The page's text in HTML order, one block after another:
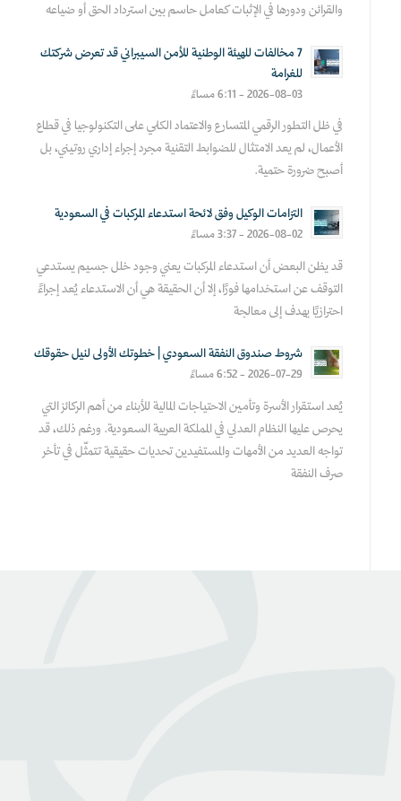
والقرائن ودورها في الإثبات كعامل حاسم بين استرداد الحق أو ضياعه
7 مخالفات للهيئة الوطنية للأمن السيبراني قد تعرض شركتك
للغرامة
2026-08-03 - 6:11 مساءً
في ظل التطور الرقمي المتسارع والاعتماد الكلي على التكنولوجيا في قطاع
الأعمال، لم يعد الامتثال للضوابط التقنية مجرد إجراء إداري روتيني، بل
أصبح ضرورة حتمية.
التزامات الوكيل وفق لائحة استدعاء المركبات في السعودية
2026-08-02 - 3:37 مساءً
قد يظن البعض أن استدعاء المركبات يعني وجود خلل جسيم يستدعي
التوقف عن استخدامها فورًا، إلا أن الحقيقة هي أن الاستدعاء يُعد إجراءً
احترازيًا يهدف إلى معالجة
شروط صندوق النفقة السعودي | خطوتك الأولى لنيل حقوقك
2026-07-29 - 6:52 مساءً
يُعد استقرار الأسرة وتأمين الاحتياجات المالية للأبناء من أهم الركائز التي
يحرص عليها النظام العدلي في المملكة العربية السعودية. ورغم ذلك، قد
تواجه العديد من الأمهات والمستفيدين تحديات حقيقية تتمثّل في تأخر
صرف النفقة